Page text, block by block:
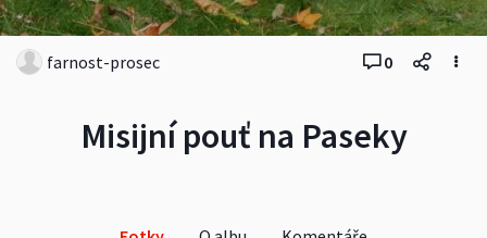
Misijní pouť na Paseky
farnost-prosec 0